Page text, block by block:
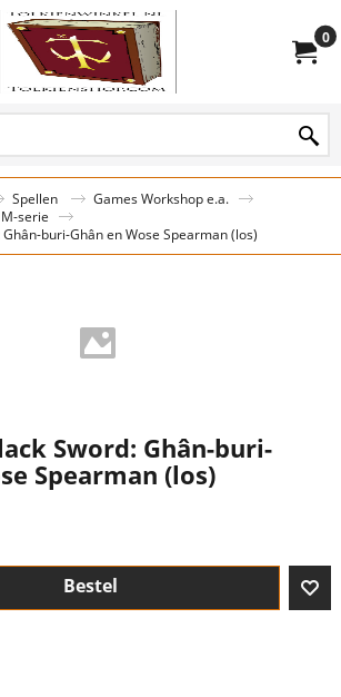
0
Spellen
Games Workshop e.a.
M-serie
buri-Ghân en Wose Spearman (los)
Sword: Ghân-buri-
Spearman (los)
Bestel